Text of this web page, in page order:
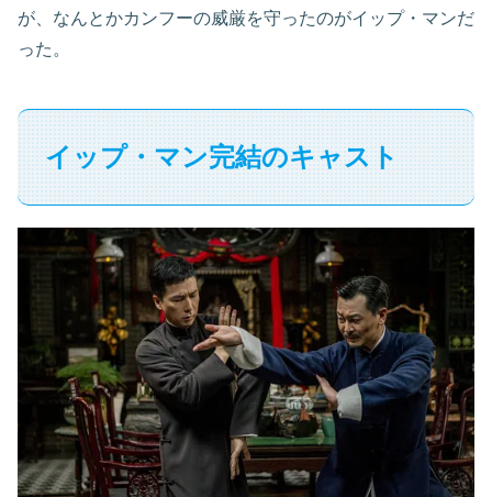
が、なんとかカンフーの威厳を守ったのがイップ・マンだ
った。
イップ・マン完結のキャスト